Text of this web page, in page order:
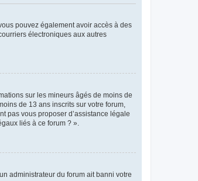
pouvez également avoir accès à des
électroniques aux autres
sur les mineurs âgés de moins de
de 13 ans inscrits sur votre forum,
pas vous proposer d’assistance légale
liés à ce forum ? ».
administrateur du forum ait banni votre